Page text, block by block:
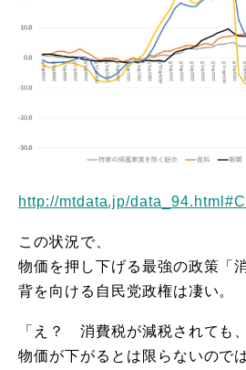
http://mtdata.jp/
この状況で、
物価を押し下げる最強の政策「
背を向ける自民党政権は凄い。
「え？ 消費税が減税されても、
物価が下がるとは限らないので